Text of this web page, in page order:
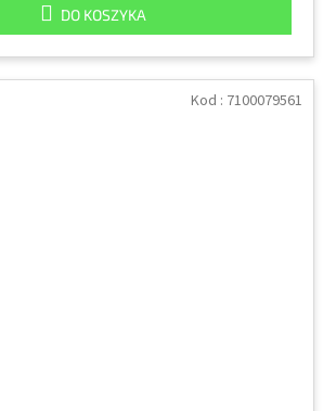
DO KOSZYKA
Kod : 7100079561